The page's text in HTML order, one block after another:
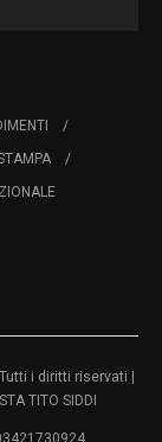
i diritti riservati |
TITO SIDDI